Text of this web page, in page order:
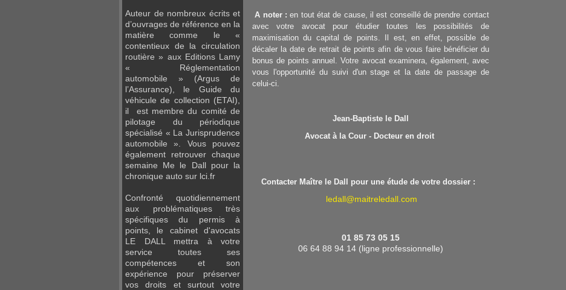
Auteur de nombreux écrits et
d’ouvrages de référence en la
matière comme le «
contentieux de la circulation
routière » aux Editions Lamy
« Réglementation
automobile » (Argus de
l’Assurance), le Guide du
véhicule de collection (ETAI),
il est membre du comité de
pilotage du périodique
spécialisé « La Jurisprudence
automobile ». Vous pouvez
également retrouver chaque
semaine Me le Dall pour la
chronique auto sur lci.fr
Confronté quotidiennement
aux problématiques très
spécifiques du permis à
points, le cabinet d'avocats
LE DALL mettra à votre
service toutes ses
compétences et son
expérience pour préserver
vos droits et surtout votre
A noter : en tout état de cause, il est conseillé de prendre contact
avec votre avocat pour étudier toutes les possibilités de
maximisation du capital de points. Il est, en effet, possible de
décaler la date de retrait de points afin de vous faire bénéficier du
bonus de points annuel. Votre avocat examinera, également, avec
vous l'opportunité du suivi d'un stage et la date de passage de
celui-ci.
Jean-Baptiste le Dall
Avocat à la Cour - Docteur en droit
Contacter Maître le Dall pour une étude de votre dossier :
ledall@maitreledall.com
01 85 73 05 15
06 64 88 94 14 (ligne professionnelle)